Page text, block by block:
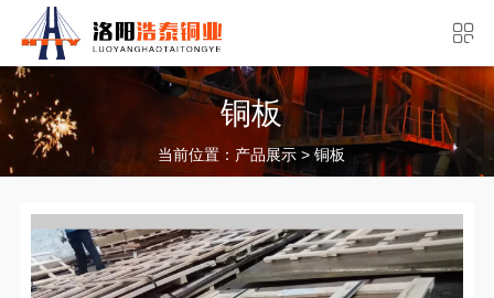
铜板
当前位置： 产品展示>铜板